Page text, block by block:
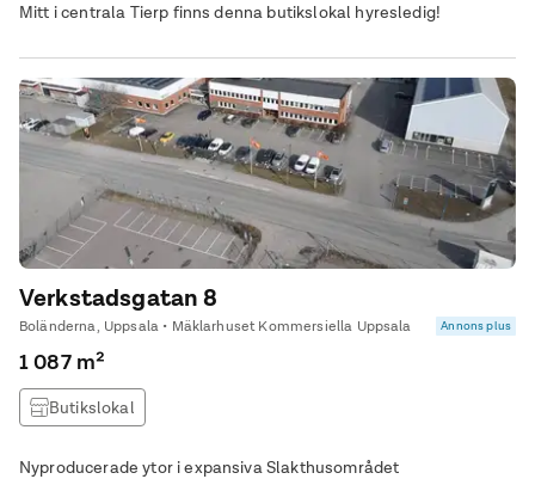
Mitt i centrala Tierp finns denna butikslokal hyresledig!
Verkstadsgatan 8
Boländerna, Uppsala • Mäklarhuset Kommersiella Uppsala Annons plus
1 087 m²
Butikslokal
Nyproducerade ytor i expansiva Slakthusområdet